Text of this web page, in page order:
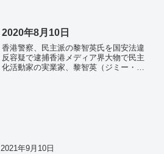
大のコロナ対策模索。岸田首相 1万5000
ら。メルケル氏 引退後は「ひと休
み」 国連会議の議長就任要請を固辞。
2020年8月10日
香港警察、民主派の黎智英氏を国安法違
反容疑で逮捕香港メディア界大物で民主
化活動家の実業家、黎智英（ジミー・ラ
2021年9月10日